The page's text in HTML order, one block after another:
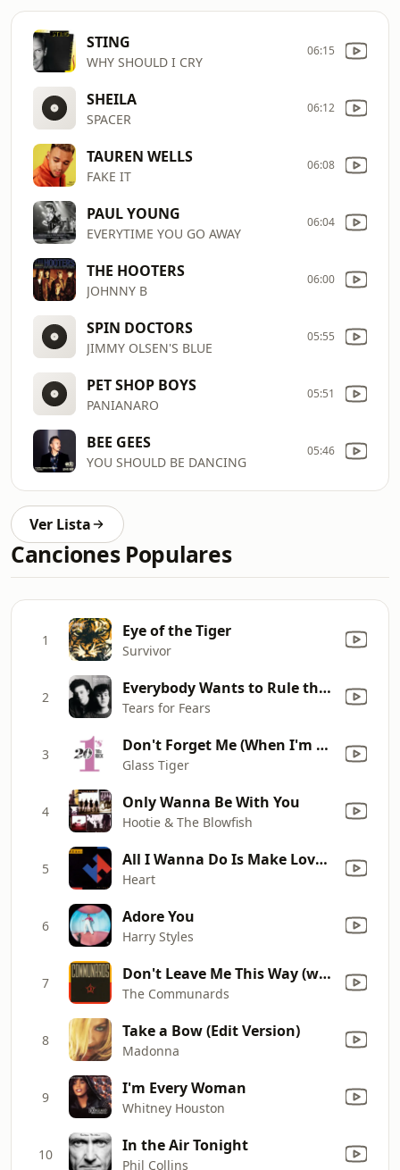
STING
WHY SHOULD I CRY
06:15
SHEILA
SPACER
06:12
TAUREN WELLS
FAKE IT
06:08
PAUL YOUNG
EVERYTIME YOU GO AWAY
06:04
THE HOOTERS
JOHNNY B
06:00
SPIN DOCTORS
JIMMY OLSEN'S BLUE
05:55
PET SHOP BOYS
PANIANARO
05:51
BEE GEES
YOU SHOULD BE DANCING
05:46
Ver Lista
Canciones Populares
1 Eye of the Tiger
Survivor
2 Everybody Wants to Rule the World
Tears for Fears
3 Don't Forget Me (When I'm Gone) [Single Mix]
Glass Tiger
4 Only Wanna Be With You
Hootie & The Blowfish
5 All I Wanna Do Is Make Love to You
Heart
6 Adore You
Harry Styles
7 Don't Leave Me This Way (with Sarah Jane Morris) [feat. Sarah Jane Morris]
The Communards
8 Take a Bow (Edit Version)
Madonna
9 I'm Every Woman
Whitney Houston
10 In the Air Tonight
Phil Collins